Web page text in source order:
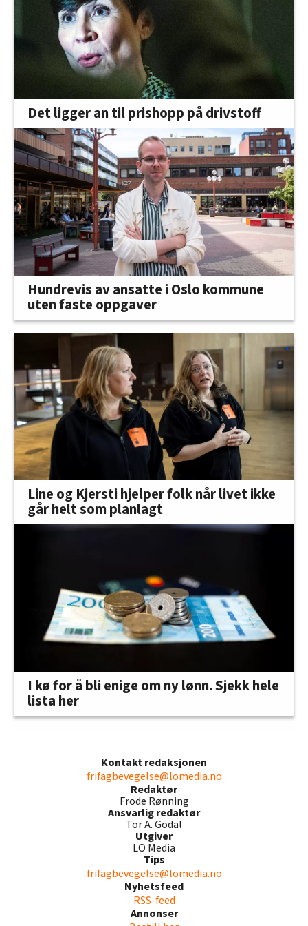
Det ligger an til prishopp på drivstoff
Hundrevis av ansatte i Oslo kommune
uten faste oppgaver
Line og Kjersti hjelper folk når livet ikke
går helt som planlagt
I kø for å bli enige om ny lønn. Sjekk hele
lista her
Kontakt redaksjonen
frifagbevegelse@lomedia.no
Redaktør
Frode Rønning
Ansvarlig redaktør
Tor A. Godal
Utgiver
LO Media
Tips
frifagbevegelse@lomedia.no
Nyhetsfeed
RSS-feed
Annonser